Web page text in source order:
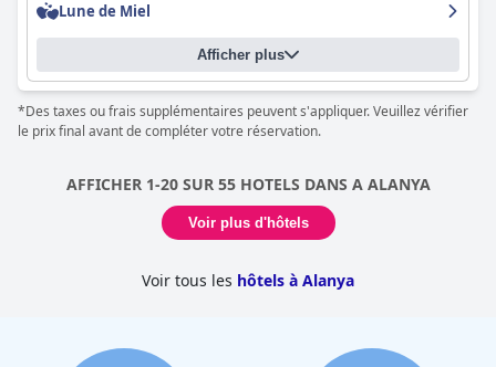
Lune de Miel
Afficher plus
*Des taxes ou frais supplémentaires peuvent s'appliquer. Veuillez vérifier
le prix final avant de compléter votre réservation.
AFFICHER 1-20 SUR 55 HOTELS DANS A ALANYA
Voir plus d'hôtels
Voir tous les hôtels à Alanya